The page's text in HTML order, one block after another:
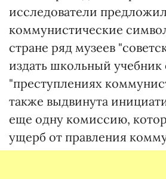
исследователи
коммунистические
стране ряд музеев
издать школьный учебник
"преступлениях
также выдвинута
еще одну комиссию,
ущерб от правления